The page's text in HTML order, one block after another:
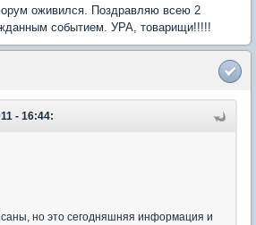
оживился. Поздравляю всею 2
событием. УРА, товарищи!!!!!
- 16:44:
но это сегодняшняя информация и